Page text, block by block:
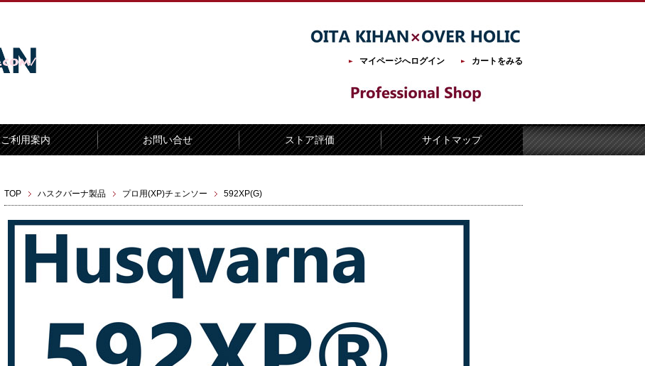
マイページへログイン カートをみる
ご利用案内 お問い合せ ストア評価 サイトマップ
TOP ハスクバーナ製品 プロ用(XP)チェンソー 592XP(G)